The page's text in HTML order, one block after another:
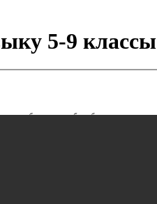
5-9 классы